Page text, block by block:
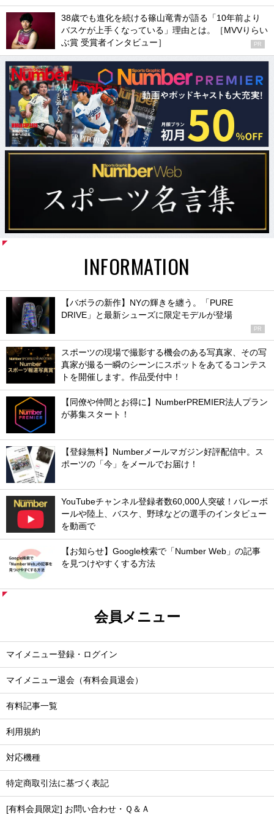
38歳でも進化を続ける篠山竜青が語る「10年前より
バスケが上手くなっている」理由とは。［MVVりらい
ぶ賞 受賞者インタビュー］
PR
INFORMATION
【バボラの新作】NYの輝きを纏う。「PURE
DRIVE」と最新シューズに限定モデルが登場
PR
スポーツの現場で撮影する機会のある写真家、その写
真家が撮る一瞬のシーンにスポットをあてるコンテス
トを開催します。作品受付中！
【同僚や仲間とお得に】NumberPREMIER法人プラン
が募集スタート！
【登録無料】Numberメールマガジン好評配信中。ス
ポーツの「今」をメールでお届け！
YouTubeチャンネル登録者数60,000人突破！バレーボ
ールや陸上、バスケ、野球などの選手のインタビュー
を動画で
【お知らせ】Google検索で「Number Web」の記事
を見つけやすくする方法
会員メニュー
マイメニュー登録・ログイン
マイメニュー退会（有料会員退会）
有料記事一覧
利用規約
対応機種
特定商取引法に基づく表記
[有料会員限定] お問い合わせ・Ｑ＆Ａ